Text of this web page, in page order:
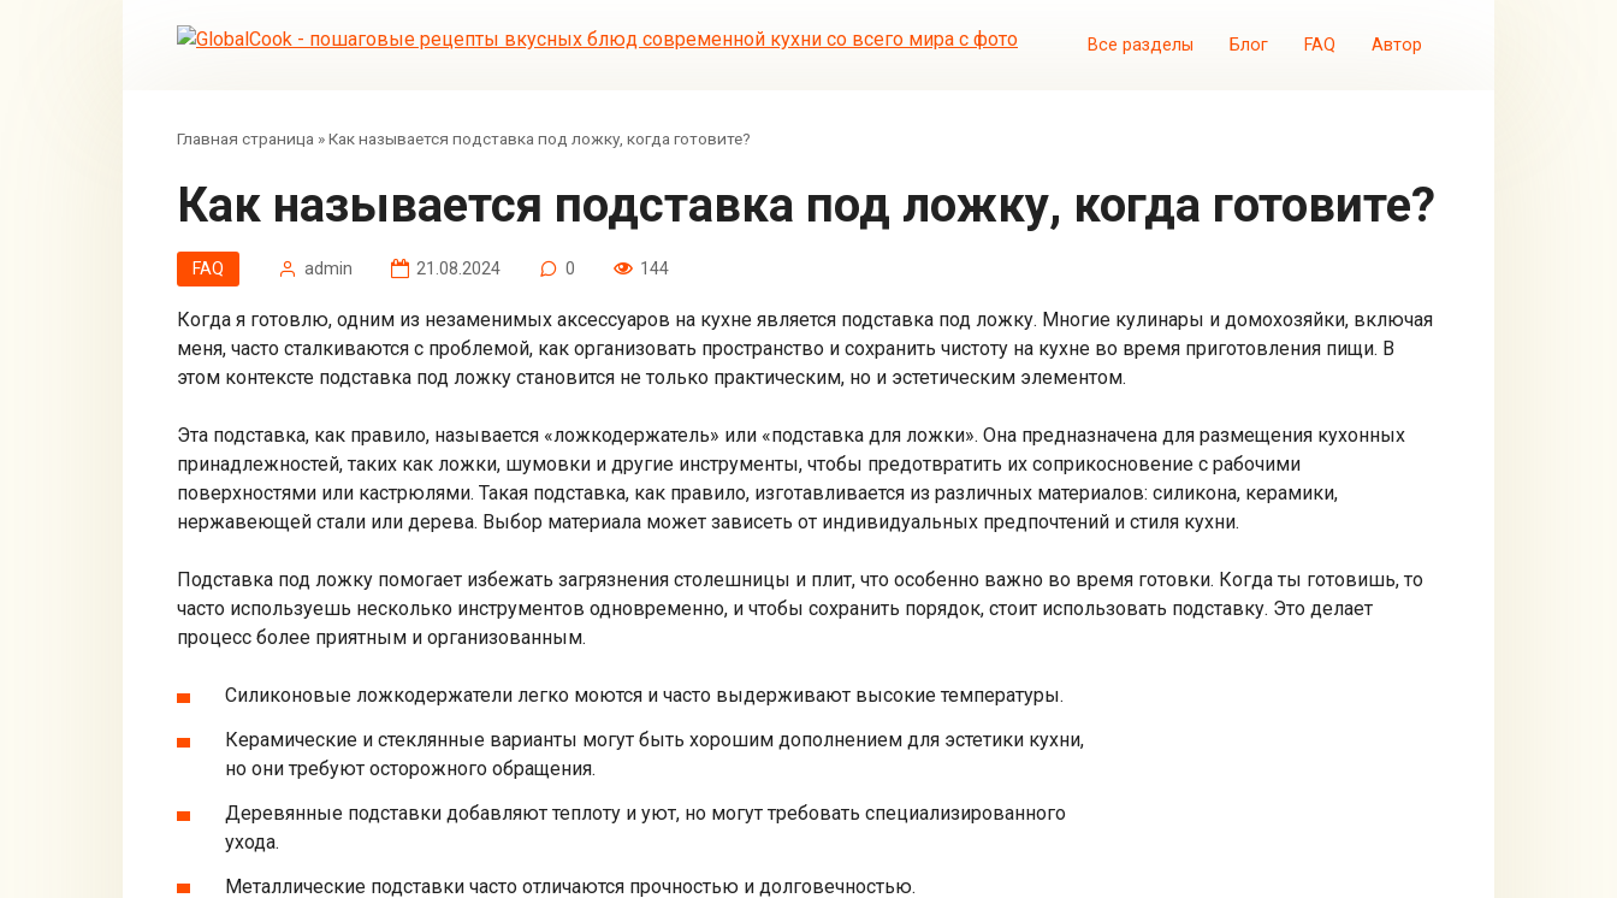
Все разделы Блог FAQ Автор
Главная страница »Как называется подставка под ложку, когда готовите?
Как называется подставка под ложку, когда готовите?
FAQ admin 21.08.2024 0 144
Когда я готовлю, одним из незаменимых аксессуаров на кухне является подставка под ложку. Многие кулинары и домохозяйки, включая
меня, часто сталкиваются с проблемой, как организовать пространство и сохранить чистоту на кухне во время приготовления пищи. В
этом контексте подставка под ложку становится не только практическим, но и эстетическим элементом.
Эта подставка, как правило, называется «ложкодержатель» или «подставка для ложки». Она предназначена для размещения кухонных
принадлежностей, таких как ложки, шумовки и другие инструменты, чтобы предотвратить их соприкосновение с рабочими
поверхностями или кастрюлями. Такая подставка, как правило, изготавливается из различных материалов: силикона, керамики,
нержавеющей стали или дерева. Выбор материала может зависеть от индивидуальных предпочтений и стиля кухни.
Подставка под ложку помогает избежать загрязнения столешницы и плит, что особенно важно во время готовки. Когда ты готовишь, то
часто используешь несколько инструментов одновременно, и чтобы сохранить порядок, стоит использовать подставку. Это делает
процесс более приятным и организованным.
Силиконовые ложкодержатели легко моются и часто выдерживают высокие температуры.
Керамические и стеклянные варианты могут быть хорошим дополнением для эстетики кухни,
но они требуют осторожного обращения.
Деревянные подставки добавляют теплоту и уют, но могут требовать специализированного
ухода.
Металлические подставки часто отличаются прочностью и долговечностью.